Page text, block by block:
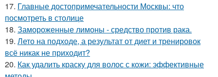
17. Главные достопримечательности Москвы: что
посмотреть в столице
18. Замороженные лимоны - средство против рака.
19. Лето на подходе, а результат от диет и тренировок
всё никак не приходит?
20. Как удалить краску для волос с кожи: эффективные